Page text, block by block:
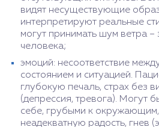
видят несуществующие
интерпретируют реальные
могут принимать шум ветра –
человека;
эмоций: несоответствие
состоянием и ситуацией.
глубокую печаль, страх без
(депрессия, тревога). Могут
себе, грубыми к
неадекватную радость, гнев